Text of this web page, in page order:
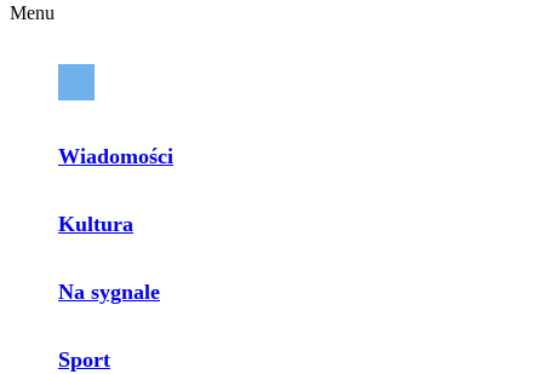
Menu
Wiadomości
Kultura
Na sygnale
Sport